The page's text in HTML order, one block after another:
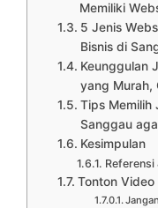
Memiliki
5 Jenis
Bisnis di
Keunggulan
yang Murah,
Tips Memilih
Sanggau
Kesimpulan
Referensi
Tonton Video